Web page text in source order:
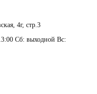
4г, стр.3
Сб: выходной Вс: